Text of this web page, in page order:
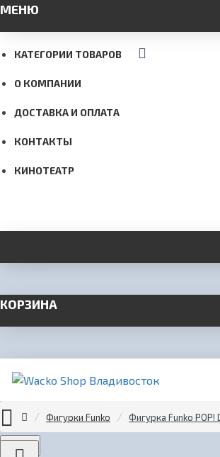
МЕНЮ
КАТЕГОРИИ ТОВАРОВ
О КОМПАНИИ
ДОСТАВКА И ОПЛАТА
КОНТАКТЫ
КИНОТЕАТР
КОРЗИНА
Menu
Фигурки Funko Фигурка Funko POP!